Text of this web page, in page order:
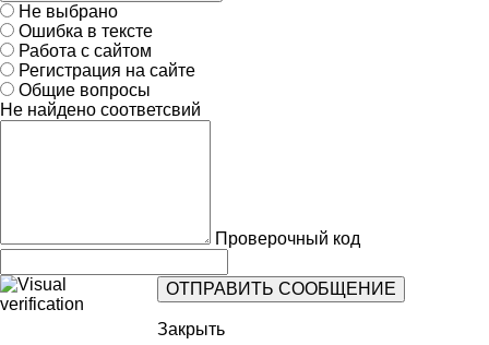
Не выбрано
Ошибка в тексте
Работа с сайтом
Регистрация на сайте
Общие вопросы
Не найдено соответсвий
Проверочный код
Закрыть